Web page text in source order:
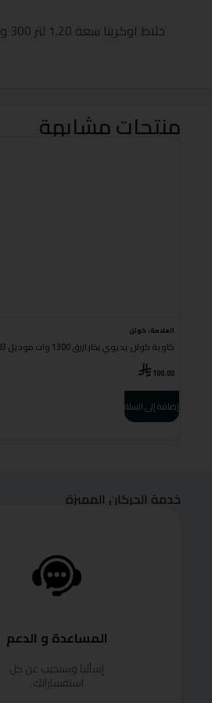
خلاط اوكرينا سعة 1.20 لتر 300 وات OCRMXPLB6007+ حبة مجانا
منتجات مشابهة
العلامة: كولن
كاوية كولن يديوي بخار ازرق 1300 وات موديل 803105003
100.00
إضافة إلى السلة
خدمة الحركان المميزة
المساعدة و الدعم
إسألنا وسنجيب عن كل
استفساراتك.